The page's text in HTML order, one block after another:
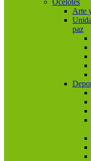
Ocelotes
Arte
paz